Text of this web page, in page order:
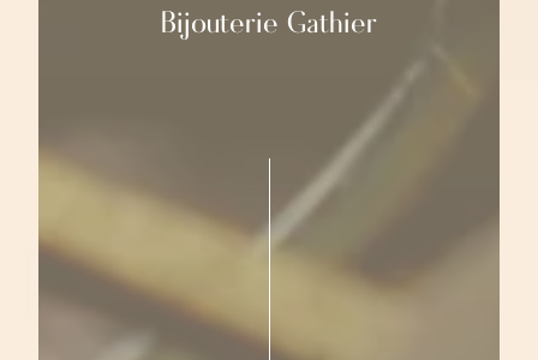
Bijouterie Gathier